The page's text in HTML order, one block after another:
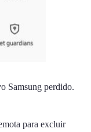
Samsung perdido.
para excluir